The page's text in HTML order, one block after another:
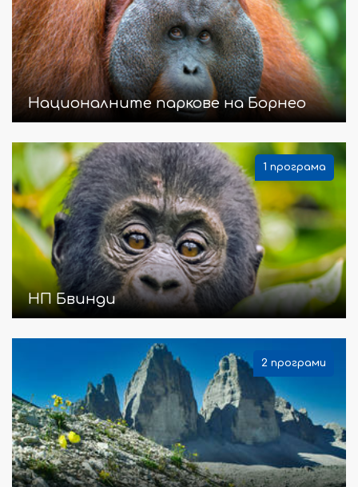
Националните паркове на Борнео
1 програма
НП Бвинди
2 програми